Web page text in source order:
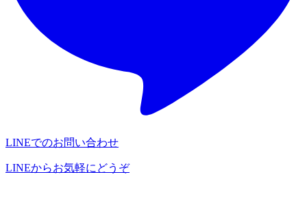
LINEでのお問い合わせ
LINEからお気軽にどうぞ